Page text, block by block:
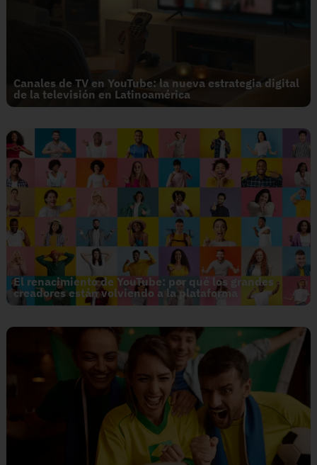
Canales de TV en YouTube: la nueva estrategia digital
de la televisión en Latinoamérica
El renacimiento de YouTube: por qué los grandes
creadores están volviendo a la plataforma